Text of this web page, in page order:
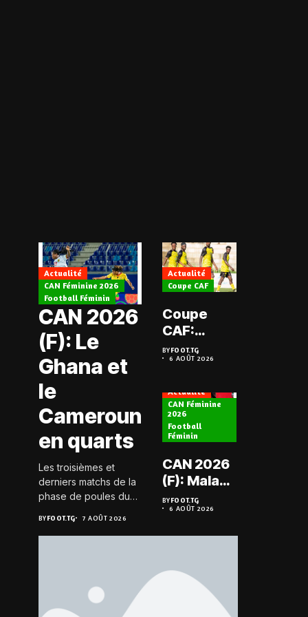
Actualité
CAN Féminine 2026
Football Féminin
CAN 2026
(F): Le
Ghana et
le
Cameroun
en quarts
Les troisièmes et
derniers matchs de la
phase de poules du
féminine 2026 se sont
joués le 6 août 2026 à
BYFOOT.TG 7 AOÛT 2026
Actualité
Coupe CAF
Coupe
CAF:
L’ASKO du
Togo face
du Niger
BYFOOT.TG
6 AOÛT 2026
Actualité
CAN Féminine
2026
Football
Féminin
CAN 2026
(F): Malawi
historique,
le Nigeria
BYFOOT.TG
6 AOÛT 2026